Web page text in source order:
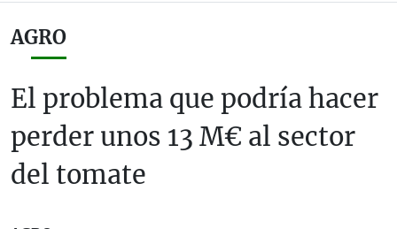
AGRO
El problema que podría hacer
perder unos 13 M€ al sector
del tomate